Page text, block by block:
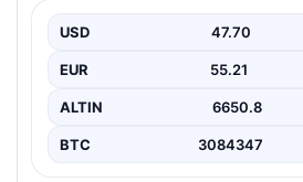
yaşanıyor. Bohemians ile FC
2026…
USD 47.70
EUR 55.21
ALTIN 6650.8
BTC 3084347